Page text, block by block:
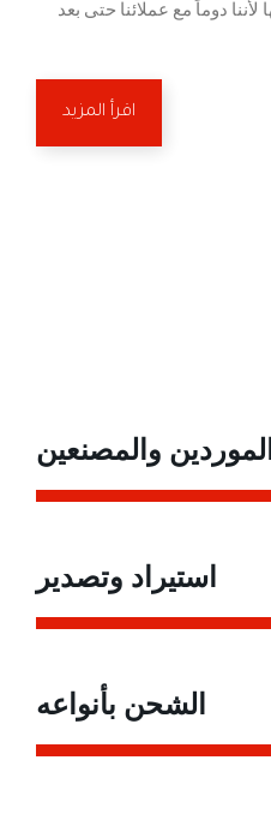
لأننا دوماً مع عملائنا حتى بعد
اقرأ المزيد
والمصنعين
استيراد وتصدير
الشحن بأنواعه